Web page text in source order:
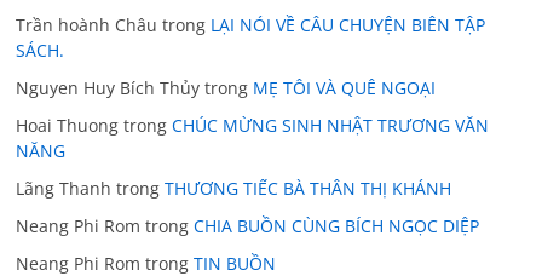
Trần hoành Châu trong LẠI NÓI VỀ CÂU CHUYỆN BIÊN TẬP
SÁCH.
Nguyen Huy Bích Thủy trong MẸ TÔI VÀ QUÊ NGOẠI
Hoai Thuong trongCHÚC MỪNG SINH NHẬT TRƯƠNG VĂN
NĂNG
Lãng Thanh trongTHƯƠNG TIẾC BÀ THÂN THỊ KHÁNH
Neang Phi Rom trongCHIA BUỒN CÙNG BÍCH NGỌC DIỆP
Neang Phi Rom trongTIN BUỒN